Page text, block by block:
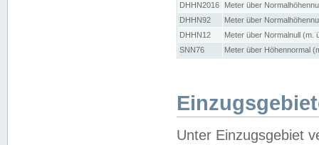
DHHN2016
Meter über
DHHN92
Meter über
DHHN12
Meter über Normalnull (m.
SNN76
Meter über Höhennormal
Unter Einzugsgebiet